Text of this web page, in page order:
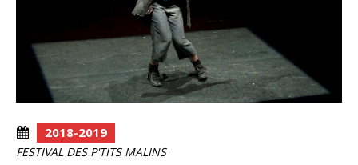
2018-2019
FESTIVAL DES P'TITS MALINS